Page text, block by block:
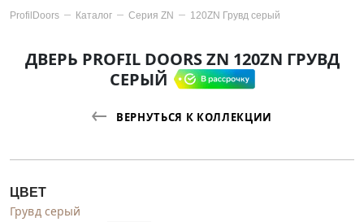
ProfilDoors Каталог Серия ZN 120ZN Грувд серый
ДВЕРЬ PROFIL DOORS ZN 120ZN ГРУВД
СЕРЫЙ
ВЕРНУТЬСЯ К КОЛЛЕКЦИИ
ЦВЕТ
Грувд серый